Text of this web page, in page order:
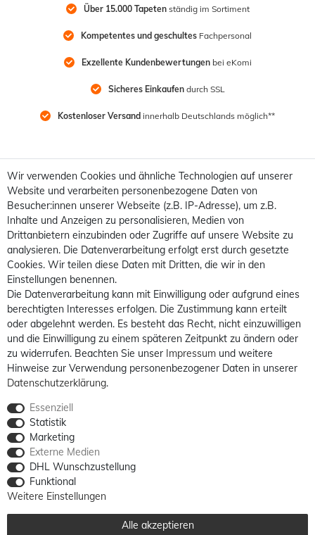
Über 15.000 Tapeten ständig im Sortiment
Kompetentes und geschultes Fachpersonal
Exzellente Kundenbewertungen bei eKomi
Sicheres Einkaufen durch SSL
Kostenloser Versand innerhalb Deutschlands möglich**
Wir verwenden Cookies und ähnliche Technologien auf unserer
Website und verarbeiten personenbezogene Daten von
Besucher:innen unserer Webseite (z.B. IP-Adresse), um z.B.
Inhalte und Anzeigen zu personalisieren, Medien von
Drittanbietern einzubinden oder Zugriffe auf unsere Website zu
analysieren. Die Datenverarbeitung erfolgt erst durch gesetzte
Cookies. Wir teilen diese Daten mit Dritten, die wir in den
Einstellungen benennen.
Die Datenverarbeitung kann mit Einwilligung oder aufgrund eines
berechtigten Interesses erfolgen. Die Zustimmung kann erteilt
oder abgelehnt werden. Es besteht das Recht, nicht einzuwilligen
und die Einwilligung zu einem späteren Zeitpunkt zu ändern oder
zu widerrufen. Beachten Sie unser Impressum und weitere
Hinweise zur Verwendung personenbezogener Daten in unserer
Daten­schutz­erklärung.
Essenziell
Statistik
Marketing
Externe Medien
DHL Wunschzustellung
Funktional
Weitere Einstellungen
Alle akzeptieren